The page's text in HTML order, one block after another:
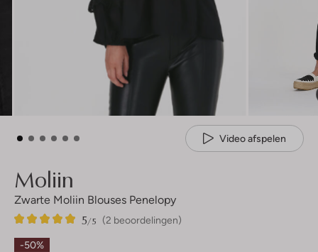
Video afspelen
Moliin
Zwarte Moliin Blouses Penelopy
(2 beoordelingen)
5/5
2
5
Sterren
-50%